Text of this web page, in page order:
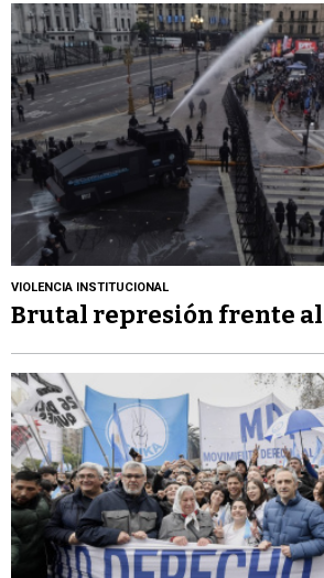
VIOLENCIA INSTITUCIONAL
Brutal represión frente al